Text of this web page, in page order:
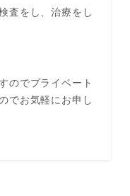
査をし、治療をし
のでプライベート
でお気軽にお申し